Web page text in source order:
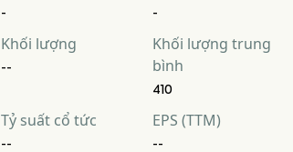
- -
Khối lượng
--
Khối lượng trung
bình
410
Tỷ suất cổ tức
--
EPS (TTM)
--